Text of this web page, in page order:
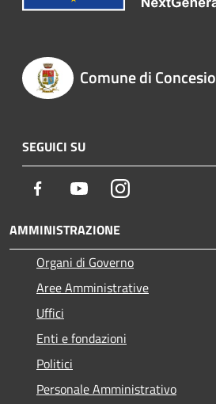
Comune di Concesio
SEGUICI SU
Facebook YoutubeInstagram
AMMINISTRAZIONE
Organi di Governo
Aree Amministrative
Uffici
Enti e fondazioni
Politici
Personale Amministrativo